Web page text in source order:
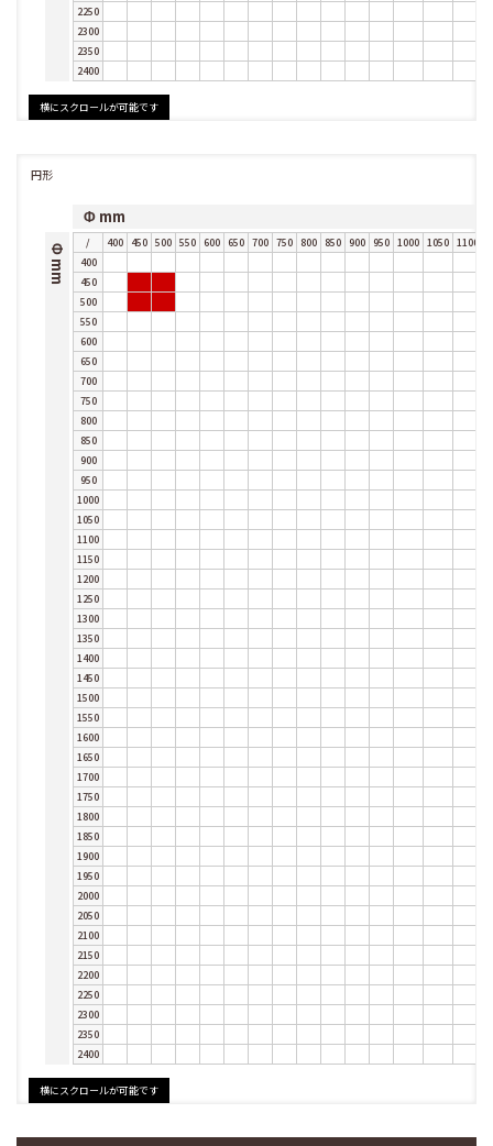
2250
2300
2350
2400
円形
Φ mm
Φ mm
/ 400 450 500 550 600 650 700 750 800 850 900 950 1000 1050 1100
400
450
500
550
600
650
700
750
800
850
900
950
1000
1050
1100
1150
1200
1250
1300
1350
1400
1450
1500
1550
1600
1650
1700
1750
1800
1850
1900
1950
2000
2050
2100
2150
2200
2250
2300
2350
2400